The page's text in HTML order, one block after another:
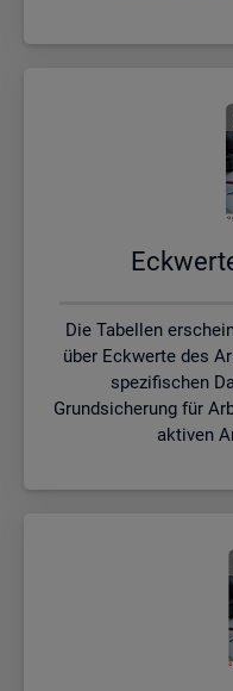
Die Tabellen
über Eckwerte des
spezifischen
Grundsicherung für
aktiven